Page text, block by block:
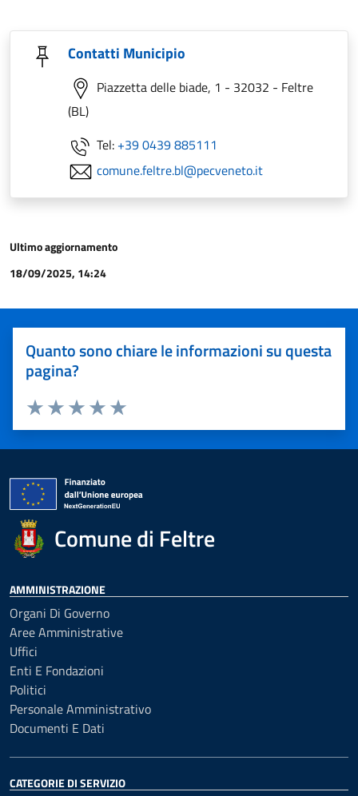
Contatti Municipio
Piazzetta delle biade, 1 - 32032 - Feltre
(BL)
Tel: +39 0439 885111
comune.feltre.bl@pecveneto.it
Ultimo aggiornamento
18/09/2025, 14:24
Quanto sono chiare le informazioni su questa
pagina?
Valuta 5 stelle su 5
Valuta 4 stelle su 5
Valuta 3 stelle su 5
Valuta 2 stelle su 5
Valuta 1 stelle su 5
Comune di Feltre
AMMINISTRAZIONE
Organi Di Governo
Aree Amministrative
Uffici
Enti E Fondazioni
Politici
Personale Amministrativo
Documenti E Dati
CATEGORIE DI SERVIZIO